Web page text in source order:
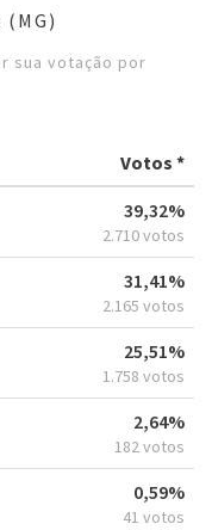
(MG)
sua votação por
Votos *
39,32%
2.710 votos
31,41%
2.165 votos
25,51%
1.758 votos
2,64%
182 votos
0,59%
41 votos